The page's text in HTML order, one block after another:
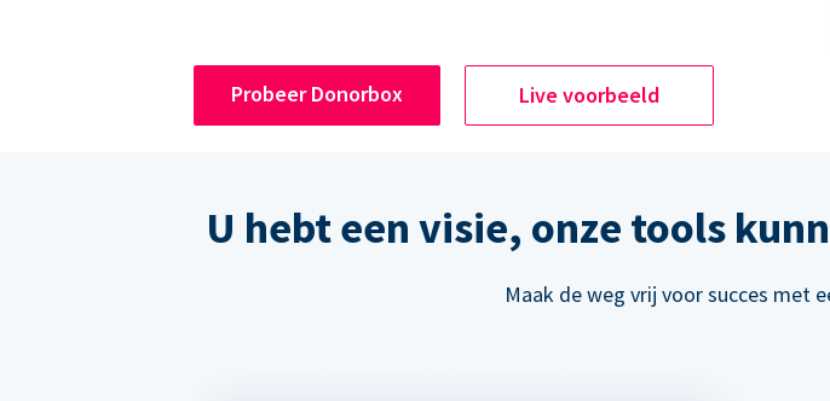
Probeer Donorbox Live voorbeeld
U hebt een visie, onze tools
Maak de weg vrij voor succes met